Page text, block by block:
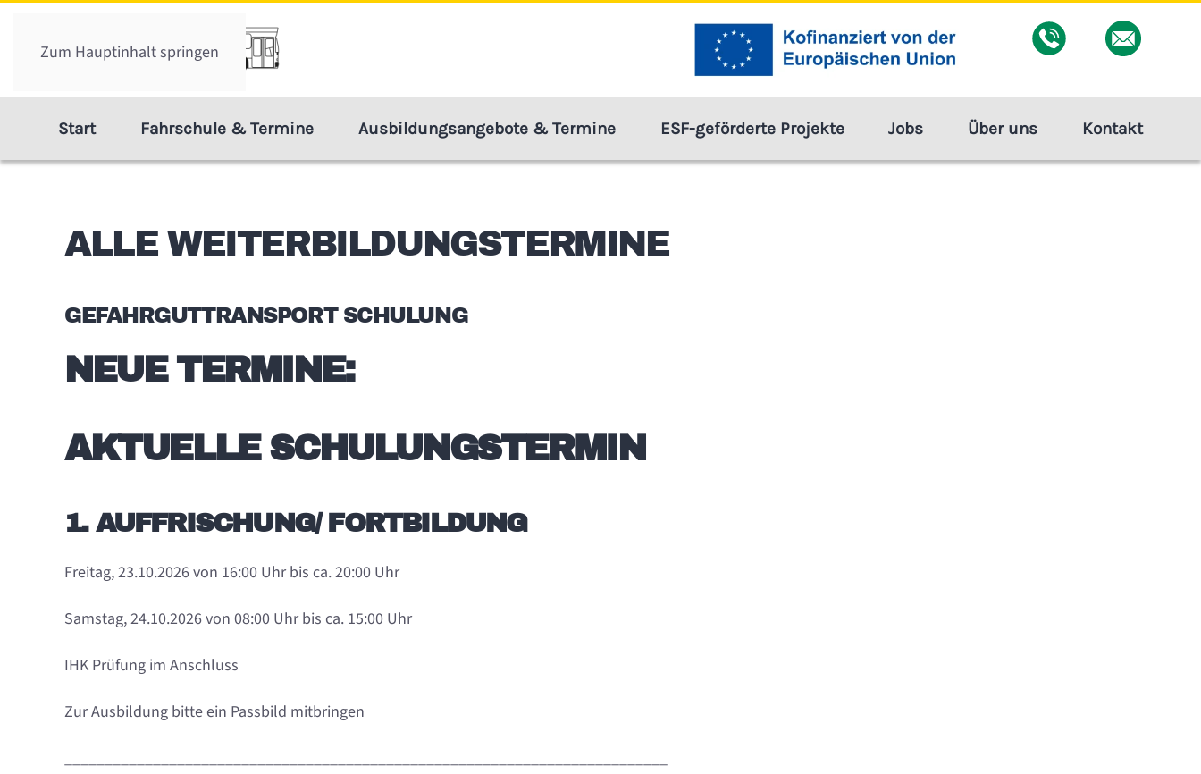
Zum Hauptinhalt springen
Start Fahrschule & Termine Ausbildungsangebote & Termine ESF-geförderte Projekte Jobs Über uns Kontakt
ALLE WEITERBILDUNGSTERMINE
GEFAHRGUTTRANSPORT SCHULUNG
NEUE TERMINE:
AKTUELLE SCHULUNGSTERMIN
1. AUFFRISCHUNG/ FORTBILDUNG
Freitag, 23.10.2026 von 16:00 Uhr bis ca. 20:00 Uhr
Samstag, 24.10.2026 von 08:00 Uhr bis ca. 15:00 Uhr
IHK Prüfung im Anschluss
Zur Ausbildung bitte ein Passbild mitbringen